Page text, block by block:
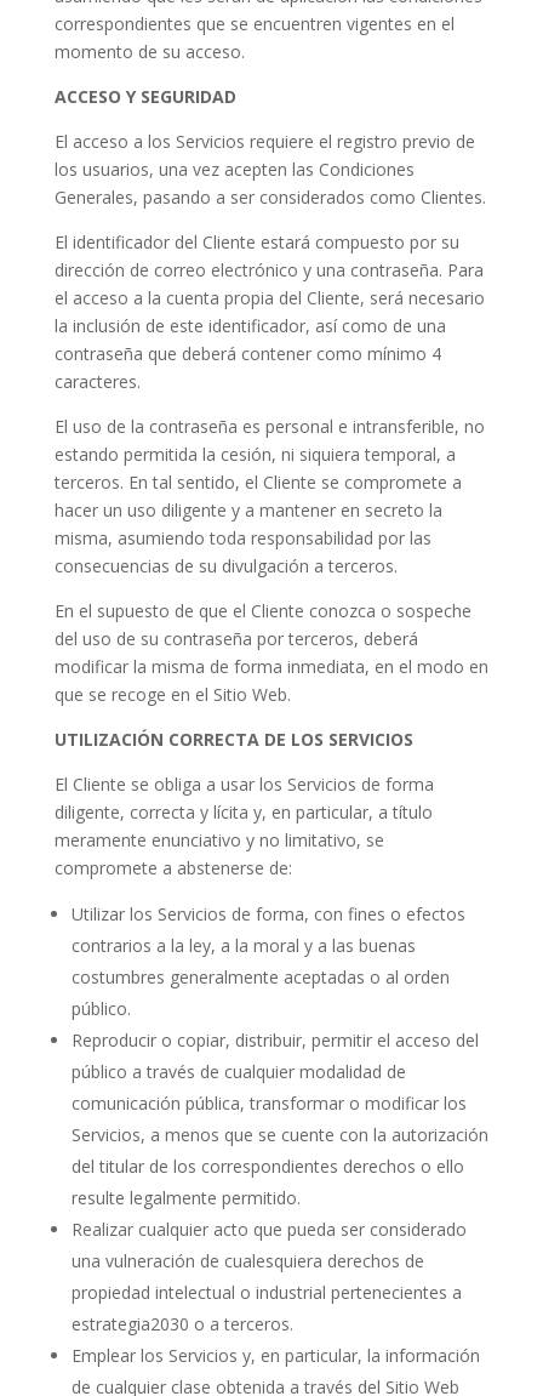
correspondientes que se encuentren vigentes en el
momento de su acceso.
ACCESO Y SEGURIDAD
El acceso a los Servicios requiere el registro previo de
los usuarios, una vez acepten las Condiciones
Generales, pasando a ser considerados como Clientes.
El identificador del Cliente estará compuesto por su
dirección de correo electrónico y una contraseña. Para
el acceso a la cuenta propia del Cliente, será necesario
la inclusión de este identificador, así como de una
contraseña que deberá contener como mínimo 4
caracteres.
El uso de la contraseña es personal e intransferible, no
estando permitida la cesión, ni siquiera temporal, a
terceros. En tal sentido, el Cliente se compromete a
hacer un uso diligente y a mantener en secreto la
misma, asumiendo toda responsabilidad por las
consecuencias de su divulgación a terceros.
En el supuesto de que el Cliente conozca o sospeche
del uso de su contraseña por terceros, deberá
modificar la misma de forma inmediata, en el modo en
que se recoge en el Sitio Web.
UTILIZACIÓN CORRECTA DE LOS SERVICIOS
El Cliente se obliga a usar los Servicios de forma
diligente, correcta y lícita y, en particular, a título
meramente enunciativo y no limitativo, se
compromete a abstenerse de:
Utilizar los Servicios de forma, con fines o efectos
contrarios a la ley, a la moral y a las buenas
costumbres generalmente aceptadas o al orden
público.
Reproducir o copiar, distribuir, permitir el acceso del
público a través de cualquier modalidad de
comunicación pública, transformar o modificar los
Servicios, a menos que se cuente con la autorización
del titular de los correspondientes derechos o ello
resulte legalmente permitido.
Realizar cualquier acto que pueda ser considerado
una vulneración de cualesquiera derechos de
propiedad intelectual o industrial pertenecientes a
estrategia2030 o a terceros.
Emplear los Servicios y, en particular, la información
de cualquier clase obtenida a través del Sitio Web